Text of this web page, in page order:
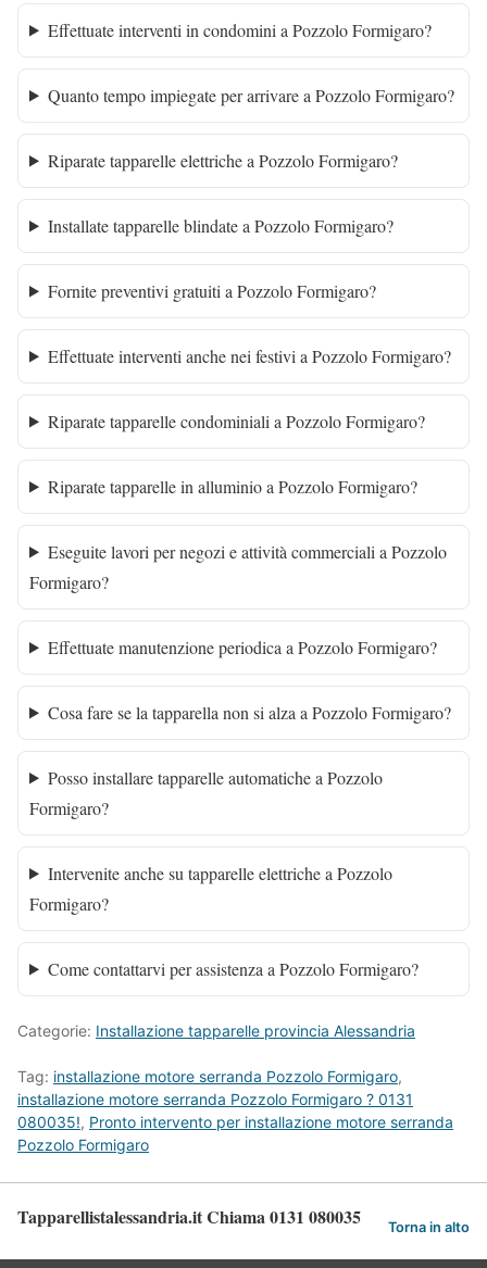
Effettuate interventi in condomini a Pozzolo Formigaro?
Quanto tempo impiegate per arrivare a Pozzolo Formigaro?
Riparate tapparelle elettriche a Pozzolo Formigaro?
Installate tapparelle blindate a Pozzolo Formigaro?
Fornite preventivi gratuiti a Pozzolo Formigaro?
Effettuate interventi anche nei festivi a Pozzolo Formigaro?
Riparate tapparelle condominiali a Pozzolo Formigaro?
Riparate tapparelle in alluminio a Pozzolo Formigaro?
Eseguite lavori per negozi e attività commerciali a Pozzolo
Formigaro?
Effettuate manutenzione periodica a Pozzolo Formigaro?
Cosa fare se la tapparella non si alza a Pozzolo Formigaro?
Posso installare tapparelle automatiche a Pozzolo
Formigaro?
Intervenite anche su tapparelle elettriche a Pozzolo
Formigaro?
Come contattarvi per assistenza a Pozzolo Formigaro?
Categorie: Installazione tapparelle provincia Alessandria
Tag: installazione motore serranda Pozzolo Formigaro,
installazione motore serranda Pozzolo Formigaro ? 0131
080035!, Pronto intervento per installazione motore serranda
Pozzolo Formigaro
Tapparellistalessandria.it Chiama 0131 080035 Torna in alto